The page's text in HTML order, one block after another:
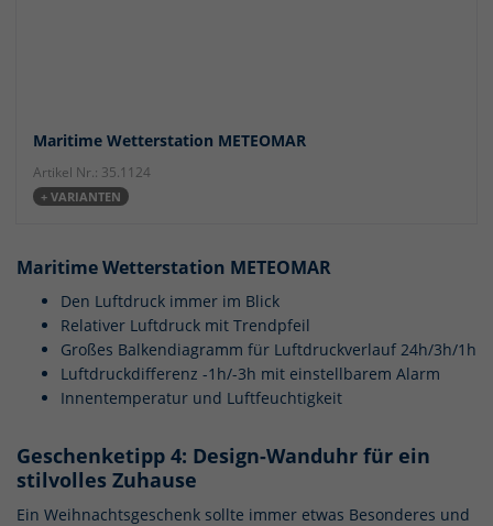
Maritime Wetterstation METEOMAR
Artikel Nr.: 35.1124
+ VARIANTEN
Maritime Wetterstation METEOMAR
Den Luftdruck immer im Blick
Relativer Luftdruck mit Trendpfeil
Großes Balkendiagramm für Luftdruckverlauf 24h/3h/1h
Luftdruckdifferenz -1h/-3h mit einstellbarem Alarm
Innentemperatur und Luftfeuchtigkeit
Geschenketipp 4: Design-Wanduhr für ein
stilvolles Zuhause
Ein Weihnachtsgeschenk sollte immer etwas Besonderes und